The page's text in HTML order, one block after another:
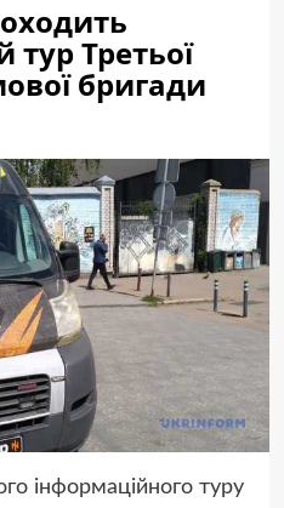
Третьої
бригади
інформаційного туру